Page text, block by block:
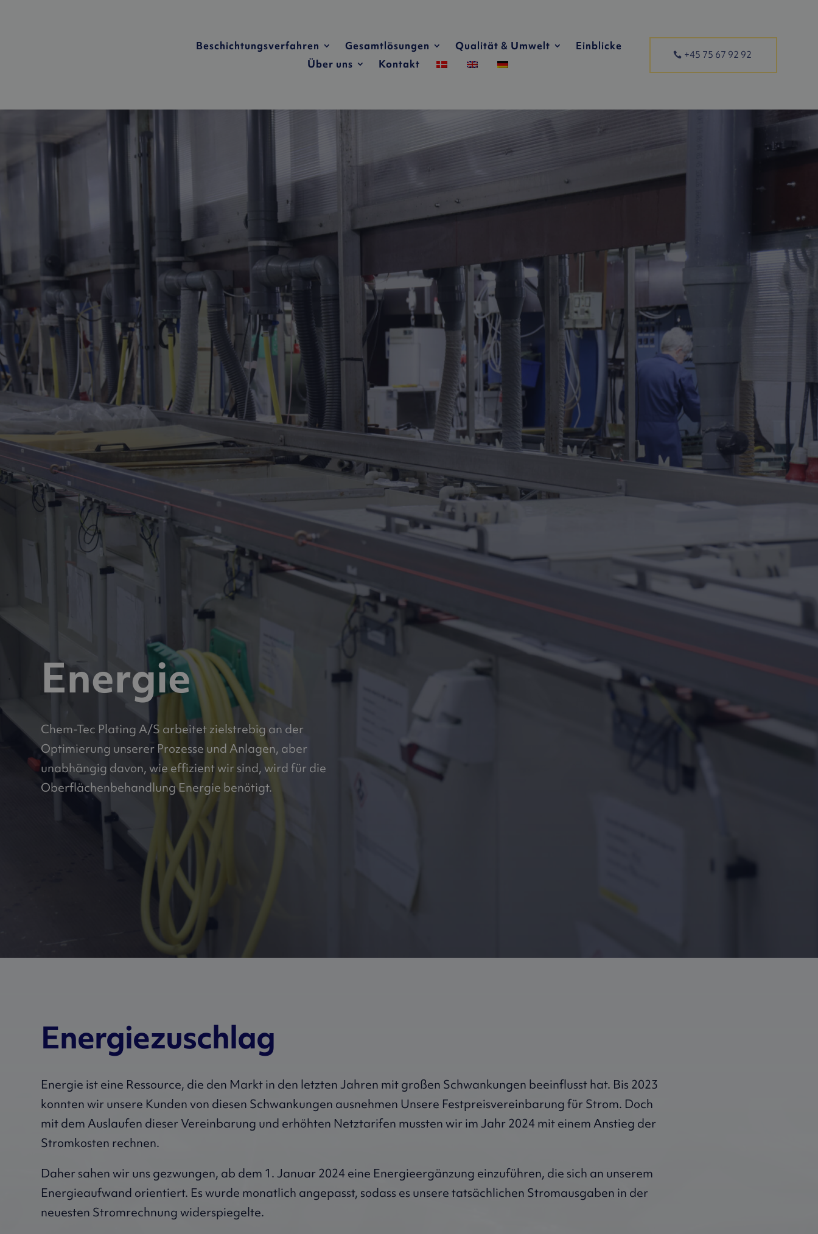
Beschichtungsverfahren Gesamtlösungen Qualität & Umwelt
Einblicke
Über uns
Kontakt
+45 75 67 92 92
Energie
Chem-Tec Plating A/S arbeitet zielstrebig an der
Optimierung unserer Prozesse und Anlagen, aber
unabhängig davon, wie effizient wir sind, wird für die
Oberflächenbehandlung Energie benötigt.
Energiezuschlag
Energie ist eine Ressource, die den Markt in den letzten Jahren mit großen Schwankungen beeinflusst hat. Bis 2023
konnten wir unsere Kunden von diesen Schwankungen ausnehmen Unsere Festpreisvereinbarung für Strom. Doch
mit dem Auslaufen dieser Vereinbarung und erhöhten Netztarifen mussten wir im Jahr 2024 mit einem Anstieg der
Stromkosten rechnen.
Daher sahen wir uns gezwungen, ab dem 1. Januar 2024 eine Energieergänzung einzuführen, die sich an unserem
Energieaufwand orientiert. Es wurde monatlich angepasst, sodass es unsere tatsächlichen Stromausgaben in der
neuesten Stromrechnung widerspiegelte.